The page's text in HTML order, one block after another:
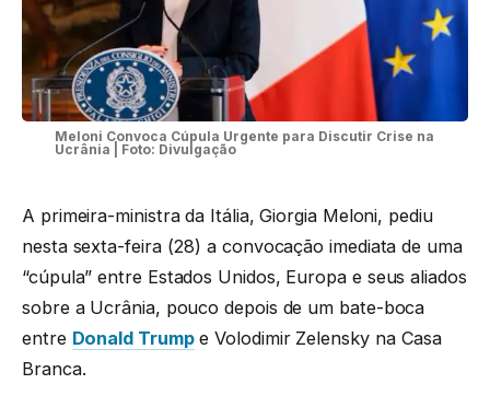
Meloni Convoca Cúpula Urgente para Discutir Crise na
Ucrânia | Foto: Divulgação
A primeira-ministra da Itália, Giorgia Meloni, pediu
nesta sexta-feira (28) a convocação imediata de uma
“cúpula” entre Estados Unidos, Europa e seus aliados
sobre a Ucrânia, pouco depois de um bate-boca
entre Donald Trumpe Volodimir Zelensky na Casa
Branca.